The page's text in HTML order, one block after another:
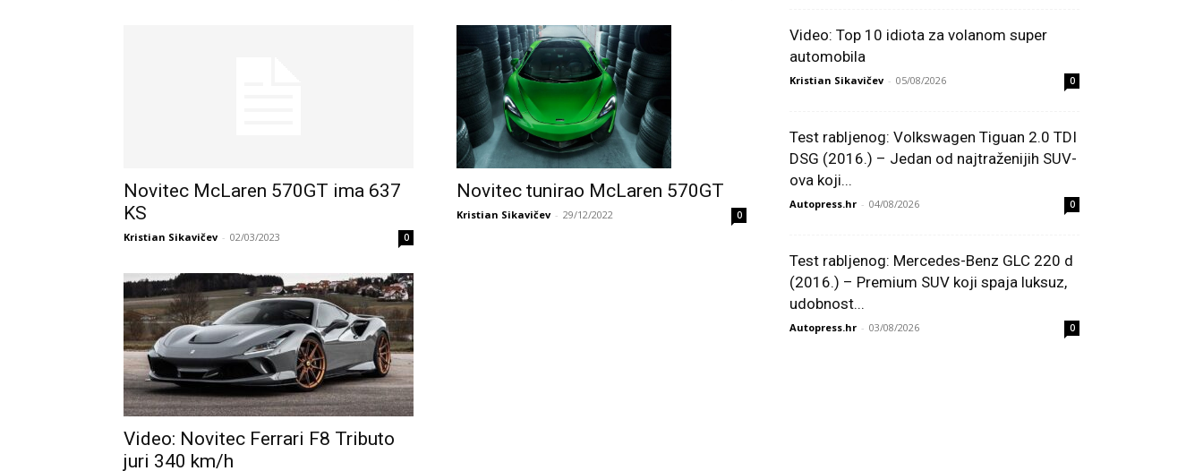
Novitec McLaren 570GT ima 637
KS
Kristian Sikavičev - 02/03/2023 0
Novitec tunirao McLaren 570GT
Kristian Sikavičev - 29/12/2022 0
Video: Novitec Ferrari F8 Tributo
juri 340 km/h
Video: Top 10 idiota za volanom super
automobila
Kristian Sikavičev - 05/08/2026 0
Test rabljenog: Volkswagen Tiguan 2.0 TDI
DSG (2016.) – Jedan od najtraženijih SUV-
ova koji...
Autopress.hr - 04/08/2026 0
Test rabljenog: Mercedes-Benz GLC 220 d
(2016.) – Premium SUV koji spaja luksuz,
udobnost...
Autopress.hr - 03/08/2026 0